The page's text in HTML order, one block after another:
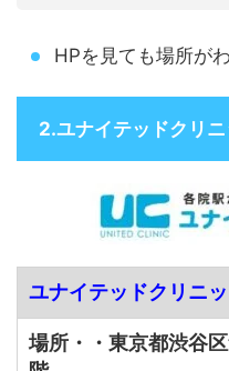
HPを見ても場所が
2.ユナイテッドクリ
ユナイテッドクリニ
場所・・東京都渋谷